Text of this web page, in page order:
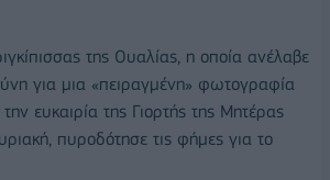
της Ουαλίας, η οποία ανέλαβε
για μια «πειραγμένη» φωτογραφία
ευκαιρία της Γιορτής της Μητέρας
πυροδότησε τις φήμες για το